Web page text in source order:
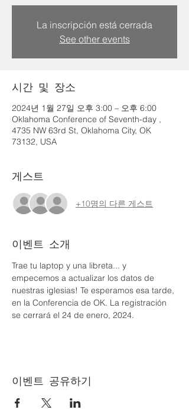
La inscripción está cerrada
See other events
시간 및 장소
2024년 1월 27일 오후 3:00 – 오후 6:00
Oklahoma Conference of Seventh-day ,
4735 NW 63rd St, Oklahoma City, OK
73132, USA
게스트
+10명의 다른 게스트
이벤트 소개
Trae tu laptop y una libreta... y
empecemos a actualizar los datos de
nuestras iglesias! Te esperamos esa tarde,
en la Conferencia de OK. La registración
se cerrará el 24 de enero, 2024.
이벤트 공유하기